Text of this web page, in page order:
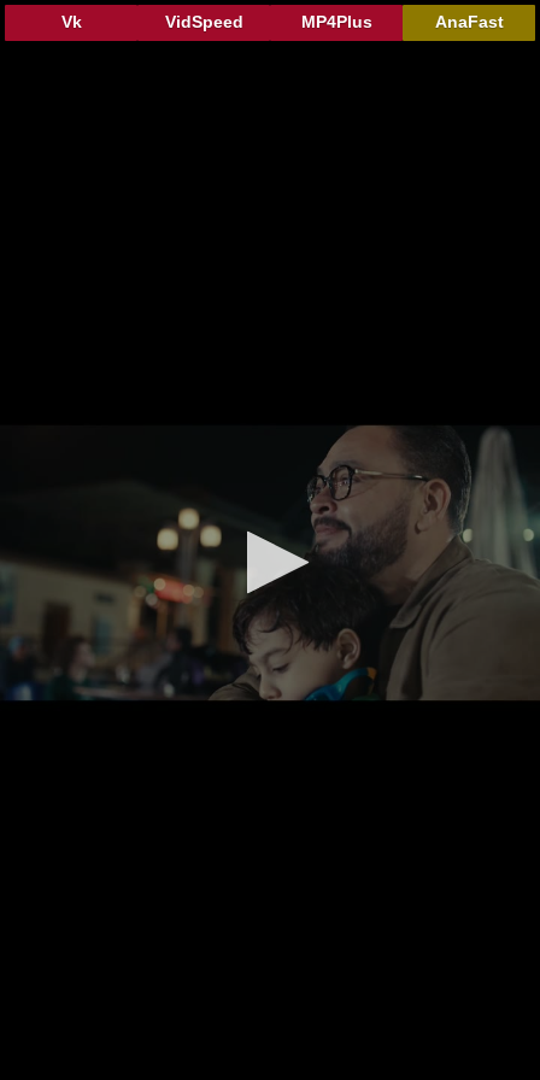
AnaFast
MP4Plus
VidSpeed
Vk